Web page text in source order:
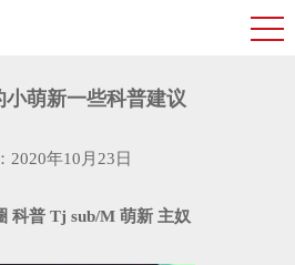
小萌新一些科普建议
2020年10月23日
科普 Tj sub/M 萌新 主奴